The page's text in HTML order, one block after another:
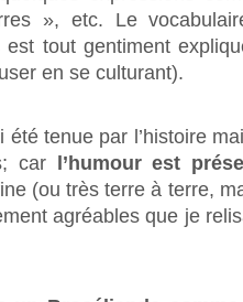
», etc. Le
est tout gentiment
en se culturant).
été tenue par l’histoire
car
l’humour est
(ou très terre à terre,
agréables que je